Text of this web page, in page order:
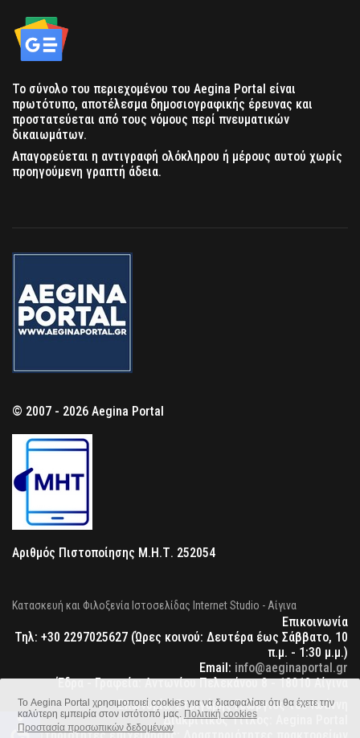
Το Aegina Portal χρησιμοποιεί cookies για να διασφαλίσει ότι θα έχετε την
καλύτερη εμπειρία στον ιστότοπό μας. Πολιτική cookies
Προστασία προσωπικών δεδομένων
Το σύνολο του περιεχομένου του Aegina Portal είναι
πρωτότυπο, αποτέλεσμα δημοσιογραφικής έρευνας και
προστατεύεται από τους νόμους περί πνευματικών
δικαιωμάτων.
Απαγορεύεται η αντιγραφή ολόκληρου ή μέρους αυτού χωρίς
προηγούμενη γραπτή άδεια.
© 2007 - 2026 Aegina Portal
Αριθμός Πιστοποίησης Μ.Η.Τ. 252054
Κατασκευή και Φιλοξενία Ιστοσελίδας Internet Studio - Αίγινα
Επικοινωνία
Τηλ: +30 2297025627 (Ώρες κοινού: Δευτέρα έως Σάββατο, 10
π.μ. - 1:30 μ.μ.)
Email: info@aeginaportal.gr
Έδρα - Γραφεία: Αντωνίου Πελεκάνου 8 - 18010 Αίγινα
Επωνυμία: Στριγάρης Γεώργιος του Ιωάννη
Διακριτικός Τίτλος: Aegina Portal
accessible